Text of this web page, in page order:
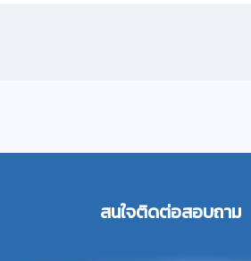
สนใจติดต่อสอบถาม